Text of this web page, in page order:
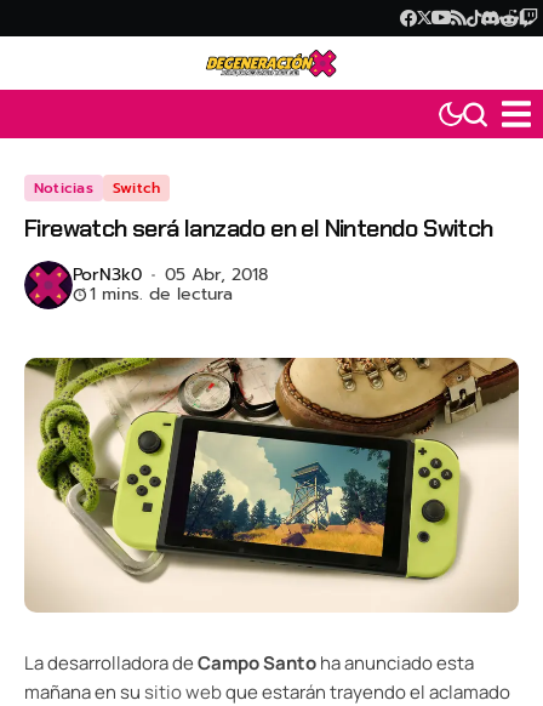
Noticias Switch
Firewatch será lanzado en el Nintendo Switch
PorN3k0 05 Abr, 2018
1 mins. de lectura
La desarrolladora deCampo Santoha anunciado esta
mañana en susitio webque estarán trayendo el aclamado